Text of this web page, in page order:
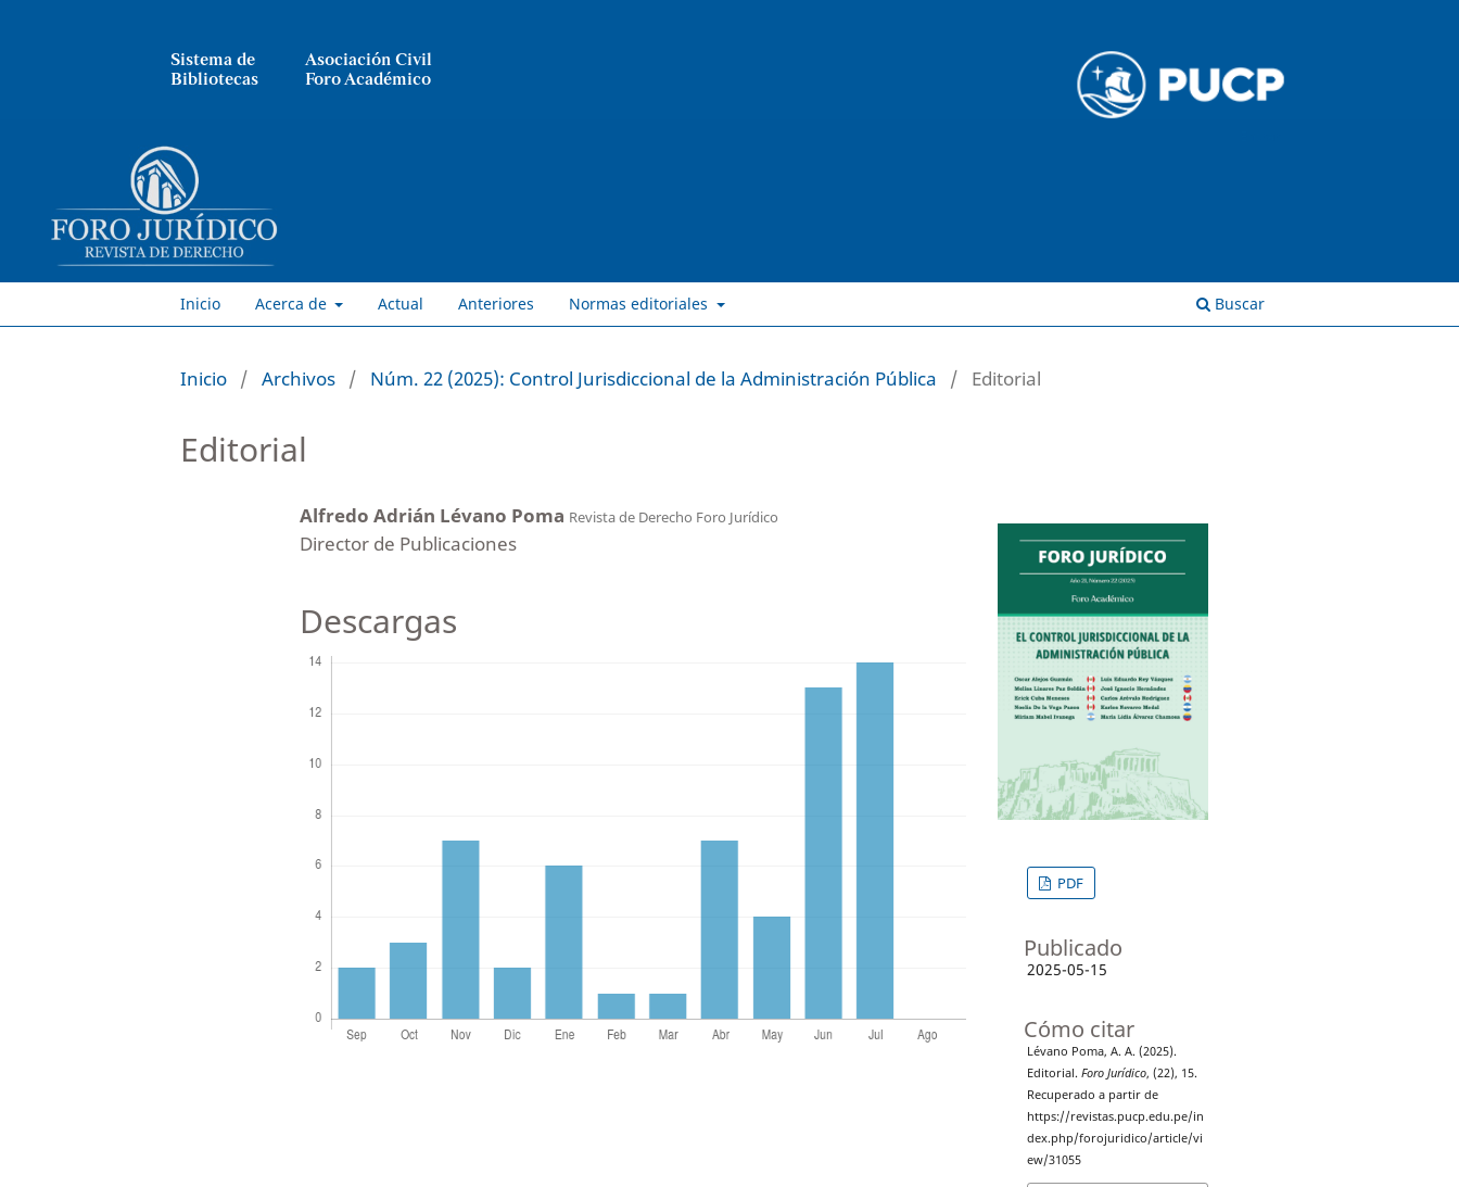
Sistema de
Bibliotecas
Asociación Civil
Foro Académico
Inicio Acerca de Actual Anteriores Normas editoriales Buscar
Inicio / Archivos / Núm. 22 (2025): Control Jurisdiccional de la Administración Pública / Editorial
Editorial
Alfredo Adrián Lévano Poma Revista de Derecho Foro Jurídico
Director de Publicaciones
Descargas
PDF
Publicado
2025-05-15
Cómo citar
Lévano Poma, A. A. (2025).
Editorial. Foro Jurídico, (22), 15.
Recuperado a partir de
https://revistas.pucp.edu.pe/in
dex.php/forojuridico/article/vi
ew/31055